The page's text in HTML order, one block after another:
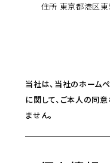
住所 東京都港区東
当社は、当社のホーム
に関して、ご本人の同
ません。